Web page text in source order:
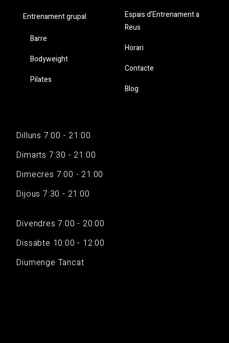
Entrenament grupal
Barre
Bodyweight
Pilates
Espais d’Entrenament a
Reus
Horari
Contacte
Blog
Dilluns 7:00 - 21:00
Dimarts 7:30 - 21:00
Dimecres 7:00 - 21:00
Dijous 7:30 - 21:00
Divendres 7:00 - 20:00
Dissabte 10:00 - 12:00
Diumenge Tancat